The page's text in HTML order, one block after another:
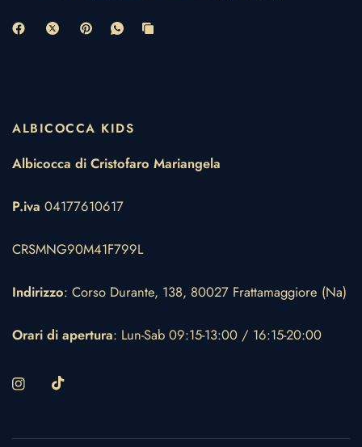
ALBICOCCA KIDS
Albicocca di Cristofaro Mariangela
P.iva04177610617
CRSMNG90M41F799L
Indirizzo: Corso Durante, 138, 80027 Frattamaggiore (Na)
Orari di apertura: Lun-Sab 09:15-13:00 / 16:15-20:00